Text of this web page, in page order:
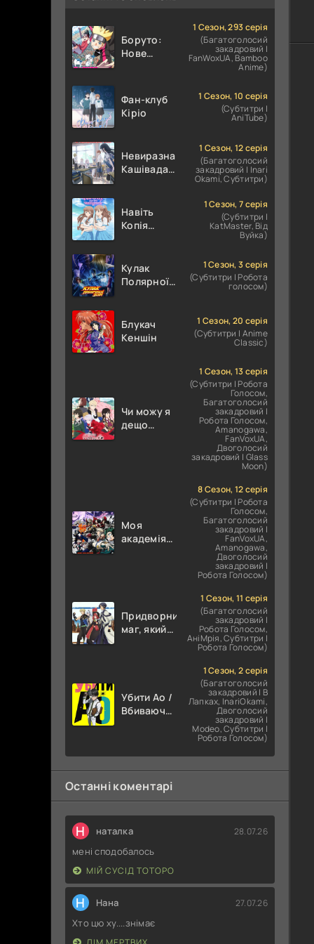
Боруто:
Нове
1 Сезон, 293 серія
(Багатоголосий
закадровий |
FanWoxUA, Bamboo
Anime)
Фан-клуб
Кіріо
1 Сезон, 10 серія
(Субтитри |
AniTube)
Невиразна
Кашівада І
1 Сезон, 12 серія
(Багатоголосий
закадровий | Inari
Okami, Субтитри)
Навіть
Копія
1 Сезон, 7 серія
(Субтитри |
KatMaster, Від
Вуйка)
Кулак
Полярної
НО КЕН /
Кулак
1 Сезон, 3 серія
(Субтитри | Робота
голосом)
Блукач
Кеншін
1 Сезон, 20 серія
(Субтитри | Anime
Classic)
Чи можу я
дещо
1 Сезон, 13 серія
(Субтитри | Робота
Голосом,
Багатоголосий
закадровий |
Робота Голосом,
Amanogawa,
FanVoxUA,
Двоголосий
закадровий | Glass
Moon)
Моя
академія
8 Сезон, 12 серія
(Субтитри | Робота
Голосом,
Багатоголосий
закадровий |
FanVoxUA,
Amanogawa,
Двоголосий
закадровий |
Робота Голосом)
Придворний
маг, який
зосереджувався
стати
найсильнішим
1 Сезон, 11 серія
(Багатоголосий
закадровий |
Робота Голосом,
АніМрія, Субтитри |
Робота Голосом)
Убити Ао /
Вбиваючи
1 Сезон, 2 серія
(Багатоголосий
закадровий | В
Лапках, InariOkami,
Двоголосий
закадровий |
Modeo, Субтитри |
Робота Голосом)
Останні коментарі
Н наталка 28.07.26
мені сподобалось
МІЙ СУСІД ТОТОРО
Н Нана 27.07.26
Хто цю ху....знімає